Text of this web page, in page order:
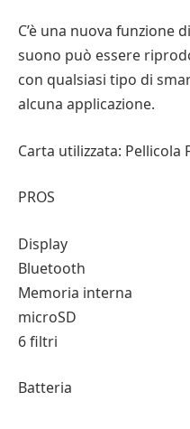
C’è una nuova funzione
suono può essere
con qualsiasi tipo di
alcuna applicazione.
Carta utilizzata: Pellicola
PROS
Display
Bluetooth
Memoria interna
microSD
6 filtri
Batteria